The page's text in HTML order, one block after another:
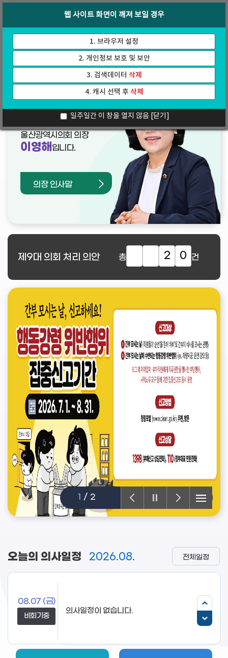
가
기
인터넷방송
웹 사이트 화면이 깨져 보일 경우
1. 브라우저 설정
2. 개인정보 보호 및 보안
3. 검색데이터 삭제
4. 캐시 선택 후삭제
일주일간 이 창을 열지 않음 [닫기]
1 / 2
열린의장실
울산광역시의회 의장
이영해 입니다.
의장 인사말
제9대 의회 처리 의안 총 2 0 건
오늘의 의사일정 2026.08.
08.07 (금)
비회기중
전체일정